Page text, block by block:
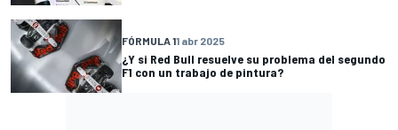
FÓRMULA 11 abr 2025
¿Y si Red Bull resuelve su problema del segundo
F1 con un trabajo de pintura?